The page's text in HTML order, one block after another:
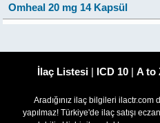
Omheal 20 mg 14 Kapsül
İlaç Listesi | ICD 10 | A to
Aradığınız ilaç bilgileri ilactr.com
yapılmaz! Türkiye'de ilaç satışı